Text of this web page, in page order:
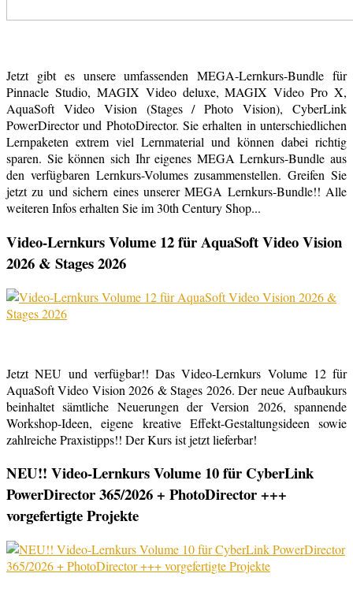
Jetzt gibt es unsere umfassenden MEGA-Lernkurs-Bundle für
Pinnacle Studio, MAGIX Video deluxe, MAGIX Video Pro X,
AquaSoft Video Vision (Stages / Photo Vision), CyberLink
PowerDirector und PhotoDirector. Sie erhalten in unterschiedlichen
Lernpaketen extrem viel Lernmaterial und können dabei richtig
sparen. Sie können sich Ihr eigenes MEGA Lernkurs-Bundle aus
den verfügbaren Lernkurs-Volumes zusammenstellen. Greifen Sie
jetzt zu und sichern eines unserer MEGA Lernkurs-Bundle!! Alle
weiteren Infos erhalten Sie im 30th Century Shop...
Video-Lernkurs Volume 12 für AquaSoft Video Vision
2026 & Stages 2026
Jetzt NEU und verfügbar!! Das Video-Lernkurs Volume 12 für
AquaSoft Video Vision 2026 & Stages 2026. Der neue Aufbaukurs
beinhaltet sämtliche Neuerungen der Version 2026, spannende
Workshop-Ideen, eigene kreative Effekt-Gestaltungsideen sowie
zahlreiche Praxistipps!! Der Kurs ist jetzt lieferbar!
NEU!! Video-Lernkurs Volume 10 für CyberLink
PowerDirector 365/2026 + PhotoDirector +++
vorgefertigte Projekte